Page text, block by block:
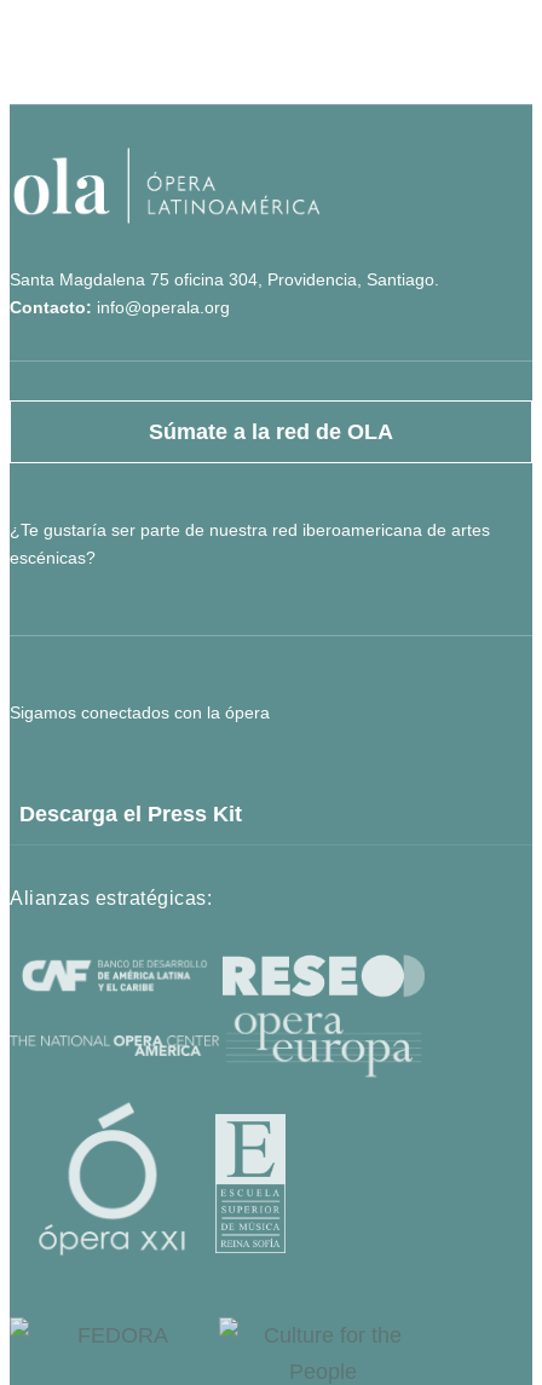
Santa Magdalena 75 oficina 304, Providencia, Santiago.
Contacto: info@operala.org
Súmate a la red de OLA
¿Te gustaría ser parte de nuestra red iberoamericana de artes
escénicas?
Sigamos conectados con la ópera
Descarga el Press Kit
Alianzas estratégicas: